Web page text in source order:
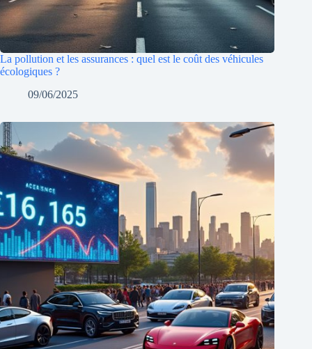
La pollution et les assurances : quel est le coût des véhicules
écologiques ?
09/06/2025